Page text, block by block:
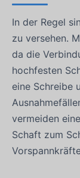
In der Regel
zu versehen.
da die
hochfesten
eine Schreibe
vermeiden
Schaft zum